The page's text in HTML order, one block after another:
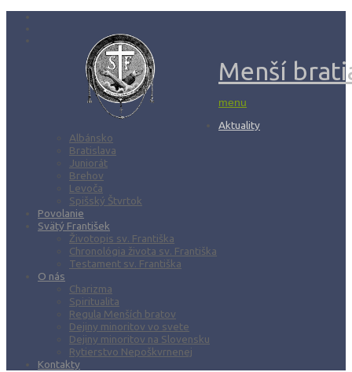
Menší
menu
Aktuality
Albánsko
Bratislava
Juniorát
Brehov
Levoča
Spišský Štvrtok
Povolanie
Svätý František
Životopis sv. Františka
Chronológia života sv. Františka
Testament sv. Františka
O nás
Charizma
Spiritualita
Regula Menších bratov
Dejiny minoritov vo svete
Dejiny minoritov na Slovensku
Rytierstvo Nepoškvrnenej
Kontakty